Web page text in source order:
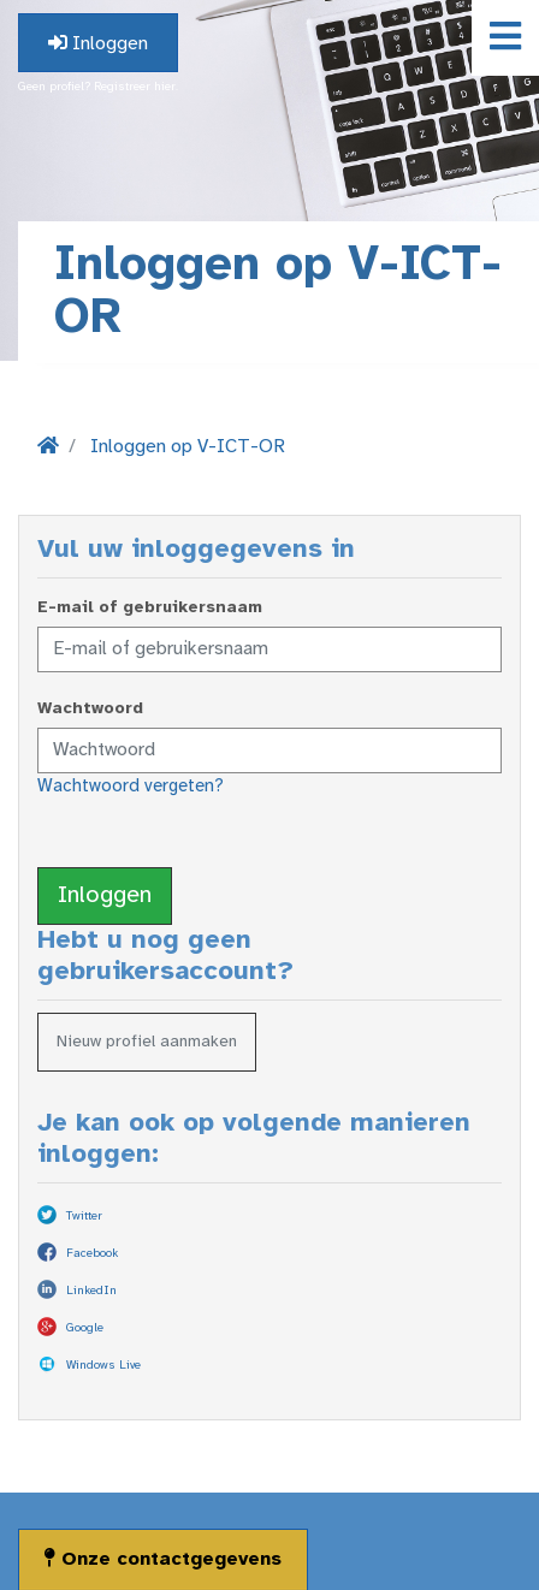
Inloggen
Geen profiel? Registreer hier.
Inloggen op V-ICT-
OR
Inloggen op V-ICT-OR
Vul uw inloggegevens in
E-mail of gebruikersnaam
Wachtwoord
Wachtwoord vergeten?
Inloggen
Hebt u nog geen
gebruikersaccount?
Nieuw profiel aanmaken
Je kan ook op volgende manieren
inloggen:
Twitter
Facebook
LinkedIn
Google
Windows Live
Onze contactgegevens